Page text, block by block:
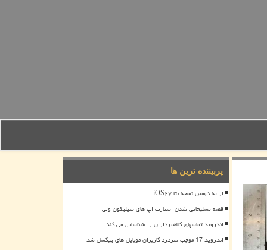
پربیننده ترین ها
ارایه دومین نسخه بتا iOS۲۷
قصه تسلیحاتی شدن استارت اپ های سیلیکون ولی
اندروید تماسهای کلاهبرداران را شناسایی می کند
اندروید 17 موجب سردرد کاربران موبایل های پیکسل شد